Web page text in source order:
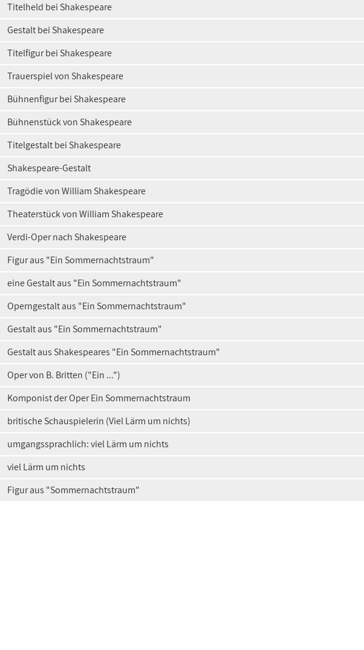
Titelheld bei Shakespeare
Gestalt bei Shakespeare
Titelfigur bei Shakespeare
Trauerspiel von Shakespeare
Bühnenfigur bei Shakespeare
Bühnenstück von Shakespeare
Titelgestalt bei Shakespeare
Shakespeare-Gestalt
Tragödie von William Shakespeare
Theaterstück von William Shakespeare
Verdi-Oper nach Shakespeare
Figur aus "Ein Sommernachtstraum"
eine Gestalt aus "Ein Sommernachtstraum"
Operngestalt aus "Ein Sommernachtstraum"
Gestalt aus "Ein Sommernachtstraum"
Gestalt aus Shakespeares "Ein Sommernachtstraum"
Oper von B. Britten ("Ein ...")
Komponist der Oper Ein Sommernachtstraum
britische Schauspielerin (Viel Lärm um nichts)
umgangssprachlich: viel Lärm um nichts
viel Lärm um nichts
Figur aus "Sommernachtstraum"